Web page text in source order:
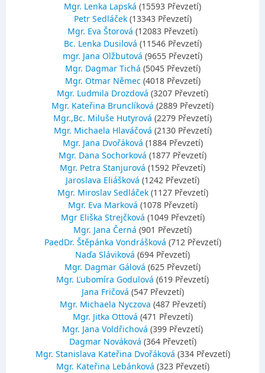
Mgr. Lenka Lapská (15593 Převzetí)
Petr Sedláček (13343 Převzetí)
Mgr. Eva Štorová (12083 Převzetí)
Bc. Lenka Dusilová (11546 Převzetí)
mgr. Jana Olžbutová (9655 Převzetí)
Mgr. Dagmar Tichá (5045 Převzetí)
Mgr. Otmar Němec (4018 Převzetí)
Mgr. Ludmila Drozdová (3207 Převzetí)
Mgr. Kateřina Brunclíková (2889 Převzetí)
Mgr.,Bc. Miluše Hutyrová (2279 Převzetí)
Mgr. Michaela Hlaváčová (2130 Převzetí)
Mgr. Jana Dvořáková (1884 Převzetí)
Mgr. Dana Sochorková (1877 Převzetí)
Mgr. Petra Stanjurová (1592 Převzetí)
Jaroslava Eliášková (1242 Převzetí)
Mgr. Miroslav Sedláček (1127 Převzetí)
Mgr. Eva Marková (1078 Převzetí)
Mgr Eliška Strejčková (1049 Převzetí)
Mgr. Jana Černá (901 Převzetí)
PaedDr. Štěpánka Vondrášková (712 Převzetí)
Naďa Sláviková (694 Převzetí)
Mgr. Dagmar Gálová (625 Převzetí)
Mgr. Ľubomíra Godulová (619 Převzetí)
Jana Fričová (547 Převzetí)
Mgr. Michaela Nyczova (487 Převzetí)
Mgr. Jitka Ottová (471 Převzetí)
Mgr. Jana Voldřichová (399 Převzetí)
Dagmar Nováková (364 Převzetí)
Mgr. Stanislava Kateřina Dvořáková (334 Převzetí)
Mgr. Kateřina Lebánková (323 Převzetí)